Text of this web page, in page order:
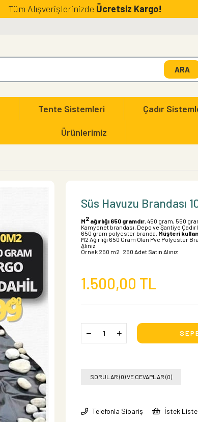
Tüm Alışverişlerinizde Ücretsiz Kargo!
Tente Sistemleri Çadır
Ürünlerimiz
Süs Havuzu Brandası
M2 ağırlığı 650 gramdır.450 gram, 550
Kamyonet brandası, Depo ve Şantiye
650 gram polyester branda, Müşteri
M2 Ağırlığı 650 Gram Olan Pvc Polyester
Alınız
Örnek 250 m2 250 Adet Satın Alınız
1.500,00 TL
SORULAR (0) VE CEVAPLAR (0)
Telefonla Sipariş İstek